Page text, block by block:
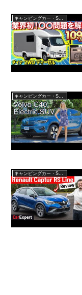
キャンピングカー・SUV人気車種
キャンピングカー・SUV人気車種